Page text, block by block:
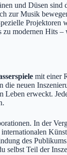
und Düsen
zur Musik
modernen Hits
mit einer
neuen
erweckt.
In der
des
Teil der